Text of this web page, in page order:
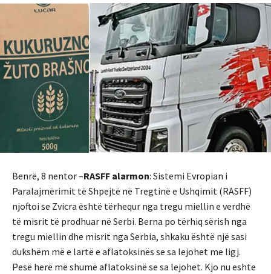
Benrë, 8 nentor –RASFF alarmon: Sistemi Evropian i
Paralajmërimit të Shpejtë në Tregtinë e Ushqimit (RASFF)
njoftoi se Zvicra është tërhequr nga tregu miellin e verdhë
të misrit të prodhuar në Serbi. Berna po tërhiq sërish nga
tregu miellin dhe misrit nga Serbia, shkaku është një sasi
dukshëm më e lartë e aflatoksinës se sa lejohet me ligj.
Pesë herë më shumë aflatoksinë se sa lejohet. Kjo nu eshte